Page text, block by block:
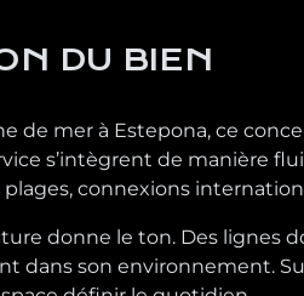
DU BIEN
de mer à Estepona, ce
s’intègrent de manière
plages, connexions
donne le ton. Des
dans son environnement.